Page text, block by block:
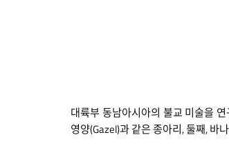
대륙부 동남아시아의 불교 미술을
영양(Gazel)과 같은 종아리, 둘째, 바